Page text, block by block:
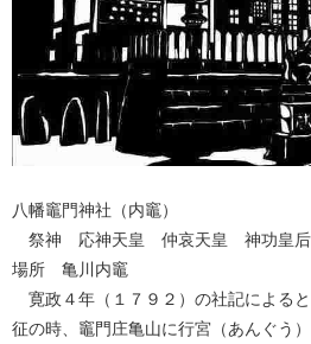
八幡竈門神社（内竈）
祭神 応神天皇 仲哀天皇 神功皇
場所 亀川内竈
寛政４年（１７９２）の社記による
征の時、竈門庄亀山に行宮（あんぐう